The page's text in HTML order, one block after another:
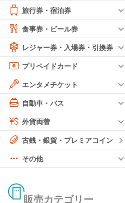
旅行券・宿泊券
食事券・ビール券
レジャー券・入場券・引換券
プリペイドカード
エンタメチケット
自動車・バス
外貨両替
古銭・銀貨・プレミアコイン
その他
販売カテゴリー